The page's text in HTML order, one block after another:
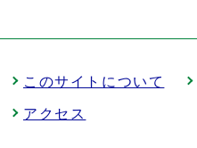
このサイトについて
アクセス